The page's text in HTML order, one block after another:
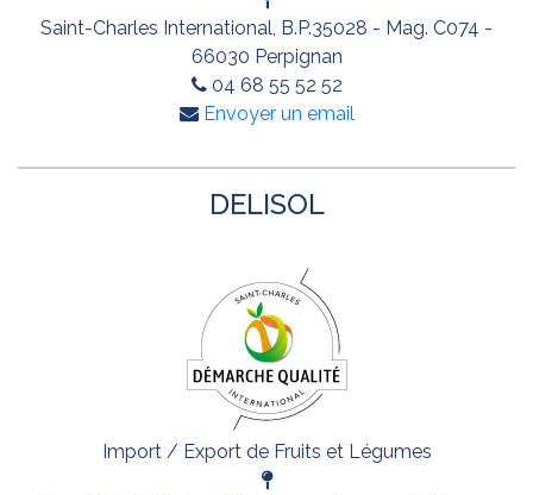
Saint-Charles International, B.P.35028 - Mag. C074 -
66030 Perpignan
04 68 55 52 52
Envoyer un email
DELISOL
Import / Export de Fruits et Légumes